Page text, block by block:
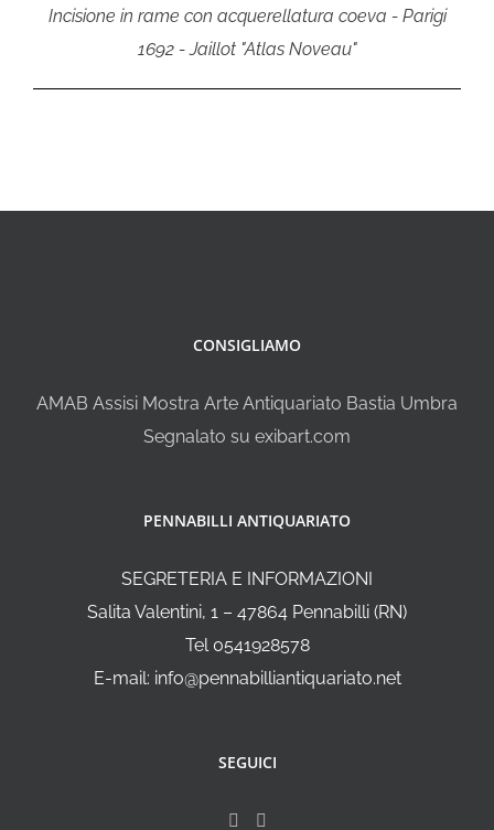
Incisione in rame con acquerellatura coeva - Parigi
1692 - Jaillot "Atlas Noveau"
CONSIGLIAMO
AMAB Assisi Mostra Arte Antiquariato Bastia Umbra
Segnalato su exibart.com
PENNABILLI ANTIQUARIATO
SEGRETERIA E INFORMAZIONI
Salita Valentini, 1 – 47864 Pennabilli (RN)
Tel 0541928578
E-mail: info@pennabilliantiquariato.net
SEGUICI